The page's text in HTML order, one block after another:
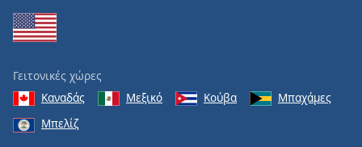
Γειτονικές χώρες
Καναδάς
Μεξικό Κούβα
Μπαχάμες
Μπελίζ